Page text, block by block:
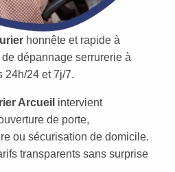
honnête et rapide à
dépannage serrurerie à
24h/24 et 7j/7.
Arcueil intervient
de porte,
ou sécurisation de domicile.
transparents sans surprise